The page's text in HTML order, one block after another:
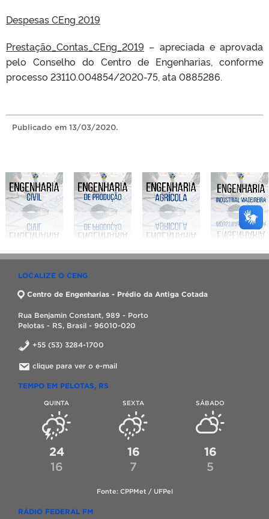
Despesas CEng 2019
Prestação_Contas_CEng_2019 – apreciada e aprovada
pelo Conselho do Centro de Engenharias, conforme
processo 23110.004854/2020-75, ata 0885286.
Publicado em 13/03/2020.
LOCALIZE O CENG
Centro de Engenharias - Prédio da Antiga Cotada
Rua Benjamin Constant, 989 - Porto
Pelotas - RS, Brasil - 96010-020
+55 (53) 3284-1700
clique para ver o e-mail
TEMPO EM PELOTAS, RS
QUINTA
24
16
SEXTA
16
7
SÁBADO
16
5
Fonte: CPPMet / UFPel
RÁDIO FEDERAL FM